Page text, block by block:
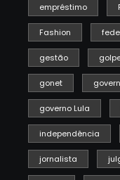
empréstimo
Fashion
gestão
gonet
governo Lula
independência
jornalista